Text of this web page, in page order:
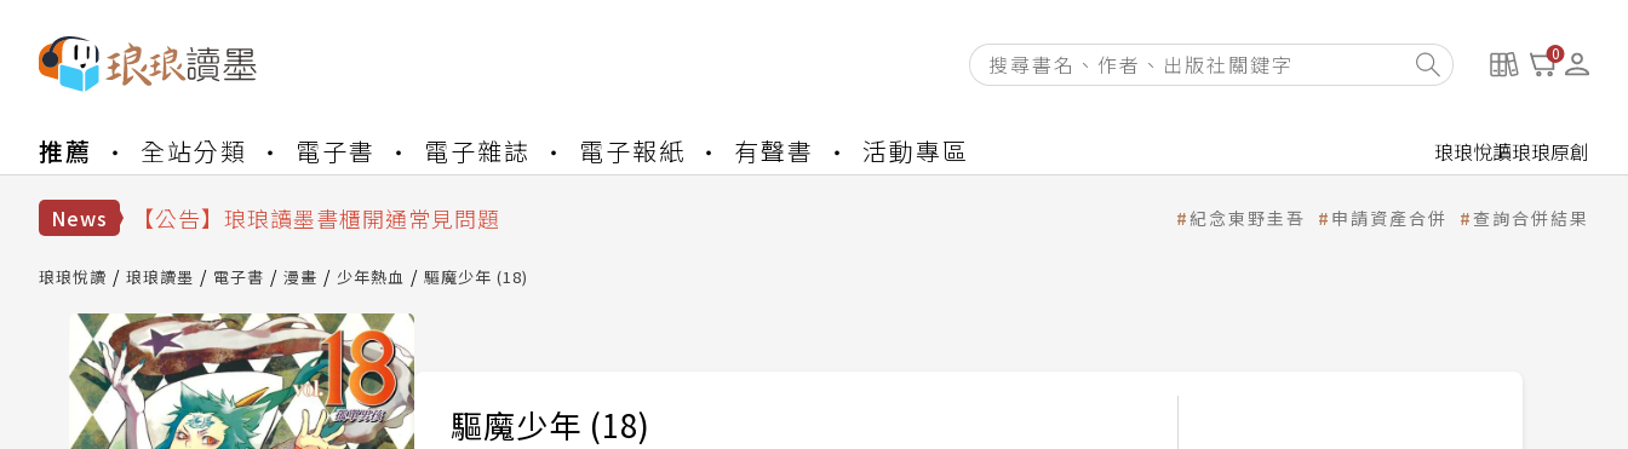
0
推薦 全站分類 電子書 電子雜誌 電子報紙 有聲書 活動專區 琅琅悅讀琅琅原創
News
【公告】琅琅書店服務升級重要說明及資產合併結果查詢
【公告】琅琅讀墨數位閱讀資產合併與書櫃開通申請
【公告】琅琅讀墨書櫃開通常見問題
【公告】琅琅讀墨 3 分鐘完成書櫃開通與資產合併申請圖文教學
【公告】琅琅讀墨數位閱讀資產合併與書櫃開通申請
紀念東野圭吾 申請資產合併 查詢合併結果
琅琅悅讀 琅琅讀墨 電子書 漫畫 少年熱血 驅魔少年 (18)
驅魔少年 (18)